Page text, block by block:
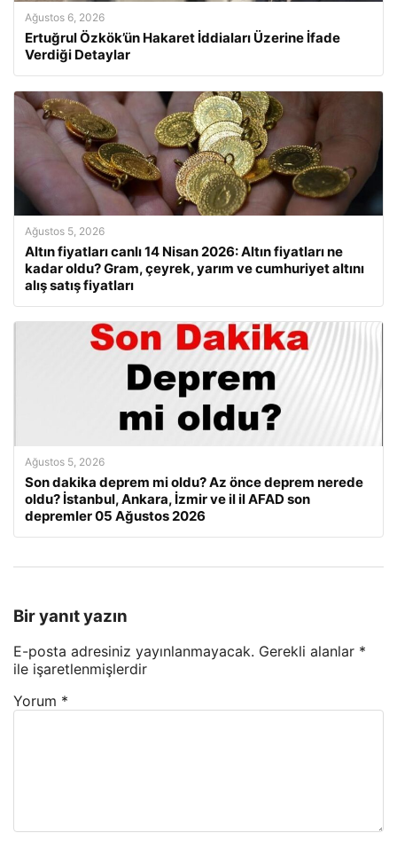
Ağustos 6, 2026
Ertuğrul Özkök’ün Hakaret İddiaları Üzerine İfade
Verdiği Detaylar
Ağustos 5, 2026
Altın fiyatları canlı 14 Nisan 2026: Altın fiyatları ne
kadar oldu? Gram, çeyrek, yarım ve cumhuriyet altını
alış satış fiyatları
Ağustos 5, 2026
Son dakika deprem mi oldu? Az önce deprem nerede
oldu? İstanbul, Ankara, İzmir ve il il AFAD son
depremler 05 Ağustos 2026
Bir yanıt yazın
E-posta adresiniz yayınlanmayacak. Gerekli alanlar *
ile işaretlenmişlerdir
Yorum *